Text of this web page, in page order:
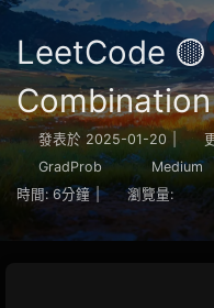
LeetCode
Combination
發表於 2025-01-20
GradProb
Medium
時間: 6分鐘 | 瀏覽量: